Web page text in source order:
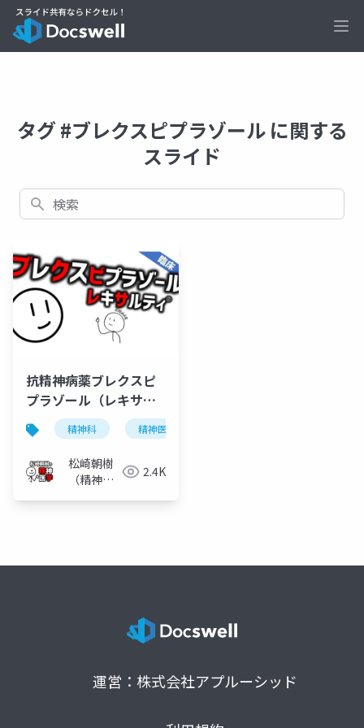
タグ #ブレクスピプラゾール に関する
スライド
検索
抗精神病薬ブレクスピ
プラゾール（レキサル
ティ）精神科 精神医学
松崎朝樹
（精神科
2.4K
運営：株式会社アプルーシッド